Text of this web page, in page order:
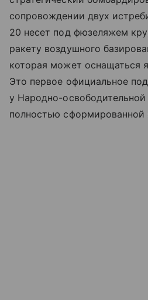
сопровождении двух
20 несет под фюзеляжем
ракету воздушного
которая может оснащаться
Это первое официальное
у Народно-
полностью сформированной